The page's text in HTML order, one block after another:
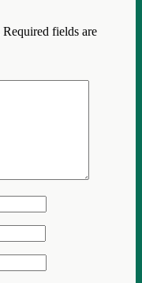
Required fields are